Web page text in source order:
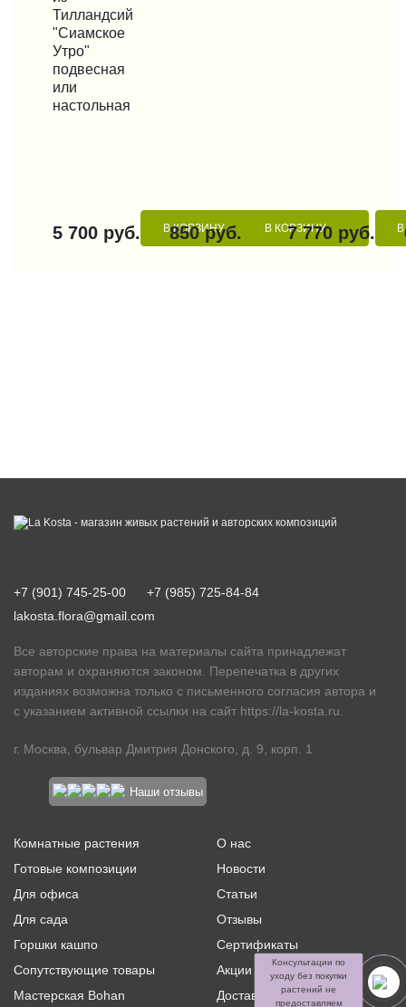
Тилландсий
"Сиамское
Утро"
подвесная
или
настольная
5 700 руб. В КОРЗИНУ
850 руб. В КОРЗИНУ
7 770 руб.
+7 (901) 745-25-00
+7 (985) 725-84-84
lakosta.flora@gmail.com
Все авторские права на материалы сайта принадлежат
авторам и охраняются законом. Перепечатка в других
изданиях возможна только с письменного согласия автора и
с указанием активной ссылки на сайт https://la-kosta.ru
г. Москва, бульвар Дмитрия Донского, д. 9, корп. 1
Наши отзывы
Комнатные растения
Готовые композиции
Для офиса
Для сада
Горшки кашпо
Сопутствующие товары
Мастерская Bohan
О нас
Новости
Статьи
Отзывы
Сертификаты
Акции и скидки
Доставка и оплата
Консультации по
уходу без покупки
растений не
предоставляем